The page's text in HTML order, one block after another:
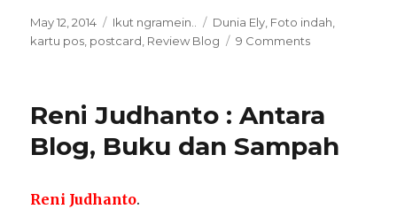
Posted
on
May 12, 2014 Categories
Ikut ngramein.. Tags
Dunia Ely Foto indah
kartu pos postcard Review Blog 9 Commentson
Dunia
Reni Judhanto : Antara
Blog, Buku dan Sampah
Reni Judhanto.